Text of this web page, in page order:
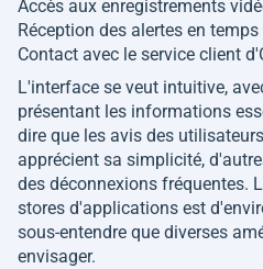
Accès aux enregistrements
Réception des alertes en temps
Contact avec le service client
L'interface se veut intuitive,
présentant les informations
dire que les avis des
apprécient sa simplicité,
des déconnexions fréquentes.
stores d'applications est
sous-entendre que diverses
envisager.